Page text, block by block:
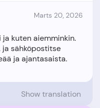
Marts 20, 2026
kuten aiemminkin.
ja sähköpostitse
ja ajantasaista.
Show translation